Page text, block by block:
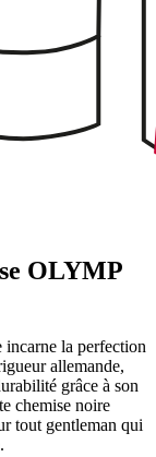
OLYMP
incarne la perfection
allemande,
grâce à son
chemise noire
tout gentleman qui